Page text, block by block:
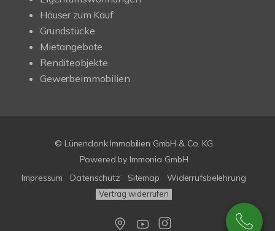
Häuser zum Kauf
Grundstücke
Mietangebote
Renditeobjekte
Gewerbeimmobilien
© Lünendonk Immobilien GmbH & Co. KG
Powered by Immonia GmbH
Impressum
Datenschutz Sitemap Widerrufsbelehrung
Vertrag widerrufen